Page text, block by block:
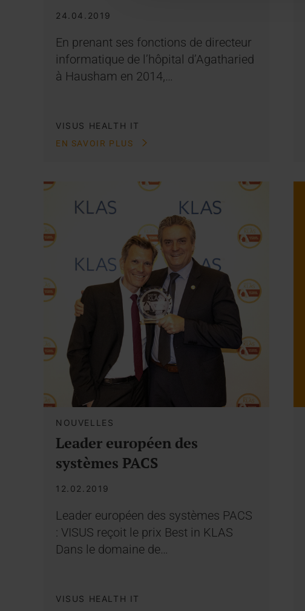
24.04.2019
En prenant ses fonctions de directeur
informatique de l’hôpital d’Agatharied
à Hausham en 2014,…
VISUS HEALTH IT
EN SAVOIR PLUS
NOUVELLES
Leader européen des
systèmes PACS
12.02.2019
Leader européen des systèmes PACS
: VISUS reçoit le prix Best in KLAS
Dans le domaine de…
VISUS HEALTH IT